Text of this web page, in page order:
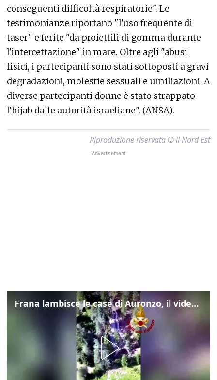
conseguenti difficoltà respiratorie". Le
testimonianze riportano "l'uso frequente di
taser" e ferite "da proiettili di gomma durante
l'intercettazione" in mare. Oltre agli "abusi
fisici, i partecipanti sono stati sottoposti a gravi
degradazioni, molestie sessuali e umiliazioni. A
diverse partecipanti donne è stato strappato
l'hijab dalle autorità israeliane". (ANSA).
Riproduzione riservata © il Nord Est
Frana lambisce le case di Auronzo, il video dall'elicottero dei vigili del fuoco